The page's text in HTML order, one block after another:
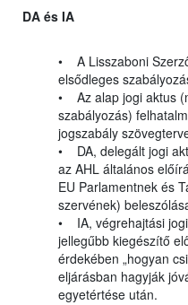
DA és IA
• A Lisszaboni
elsődleges
• Az alap jogi aktus
szabályozás)
jogszabály
• DA, delegált jogi
az AHL általános
EU Parlamentnek és
szervének)
• IA, végrehajtási
jellegűbb kiegészítő
érdekében „hogyan
eljárásban hagyják
egyetértése után.